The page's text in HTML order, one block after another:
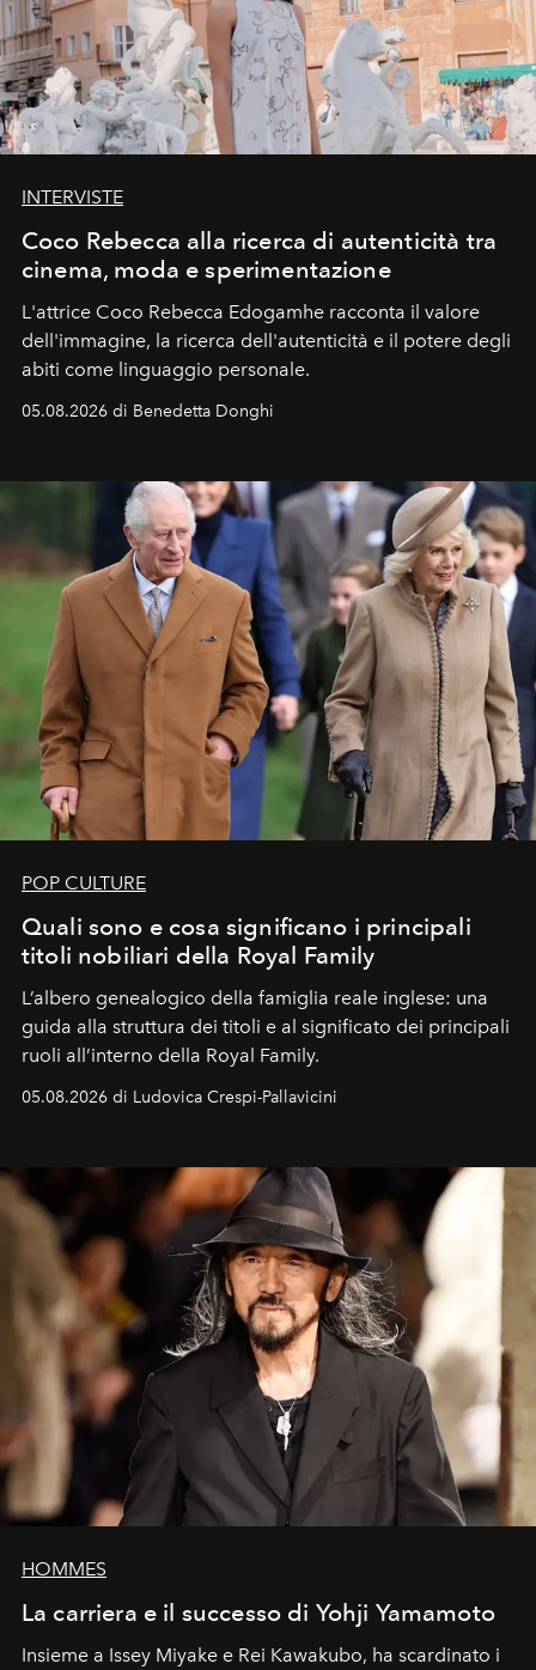
INTERVISTE
Coco Rebecca alla ricerca di autenticità tra
cinema, moda e sperimentazione
L'attrice Coco Rebecca Edogamhe racconta il valore
dell'immagine, la ricerca dell'autenticità e il potere degli
abiti come linguaggio personale.
05.08.2026 di Benedetta Donghi
POP CULTURE
Quali sono e cosa significano i principali
titoli nobiliari della Royal Family
L’albero genealogico della famiglia reale inglese: una
guida alla struttura dei titoli e al significato dei principali
ruoli all’interno della Royal Family.
05.08.2026 di Ludovica Crespi-Pallavicini
HOMMES
La carriera e il successo di Yohji Yamamoto
Insieme a Issey Miyake e Rei Kawakubo, ha scardinato i